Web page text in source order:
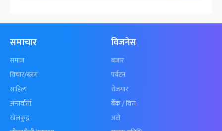
समाचार
समाज
विचार/ब्लग
साहित्य
अन्तर्वार्ता
खेलकुद़़
विजनेस
बजार
पर्यटन
रोजगार
बैँक / वित्त
अटो